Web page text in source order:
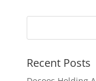
Recent Posts